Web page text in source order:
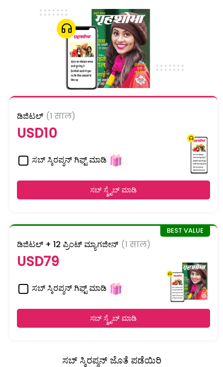
ಡಿಜಿಟಲ್ (1 साल)
USD10
ಸಬ್ ಸ್ಕಿರಪ್ಶನ್ ಗಿಫ್ಟ್ ಮಾಡಿ
ಸಬ್ ಸ್ಕ್ರೈಬ್ ಮಾಡಿ
ಡಿಜಿಟಲ್ + 12 ಪ್ರಿಂಟ್ ಮ್ಯಾಗಜೀನ್ (1 साल)
USD79
ಸಬ್ ಸ್ಕಿರಪ್ಶನ್ ಗಿಫ್ಟ್ ಮಾಡಿ
ಸಬ್ ಸ್ಕ್ರೈಬ್ ಮಾಡಿ
ಸಬ್ ಸ್ಕಿರಪ್ಶನ್ ಜೊತೆ ಪಡೆಯಿರಿ